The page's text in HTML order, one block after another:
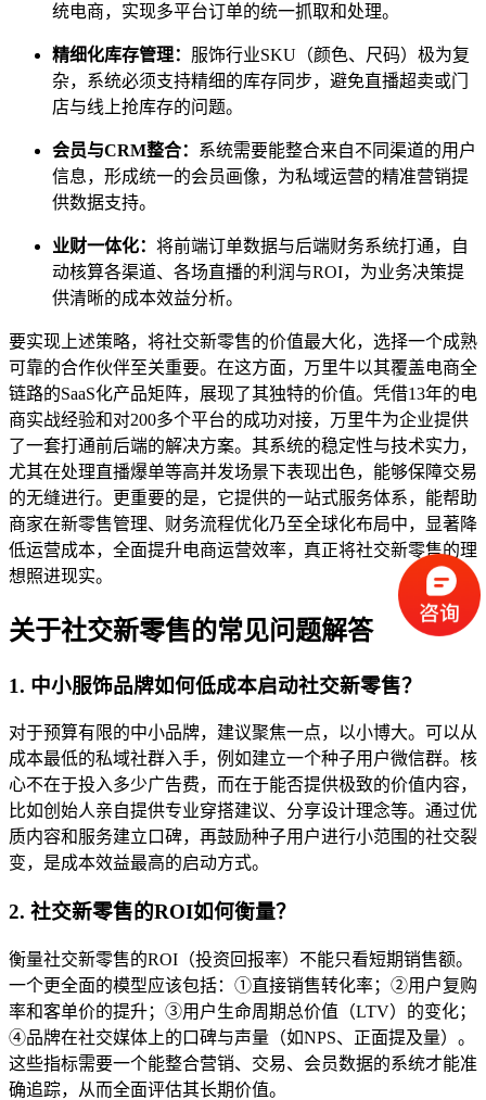
统电商，实现多平台订单的统一抓取和处理。
精细化库存管理： 服饰行业SKU（颜色、尺码）极为复
杂，系统必须支持精细的库存同步，避免直播超卖或门
店与线上抢库存的问题。
会员与CRM整合： 系统需要能整合来自不同渠道的用户
信息，形成统一的会员画像，为私域运营的精准营销提
供数据支持。
业财一体化： 将前端订单数据与后端财务系统打通，自
动核算各渠道、各场直播的利润与ROI，为业务决策提
供清晰的成本效益分析。
要实现上述策略，将社交新零售的价值最大化，选择一个成熟
可靠的合作伙伴至关重要。在这方面，万里牛以其覆盖电商全
链路的SaaS化产品矩阵，展现了其独特的价值。凭借13年的电
商实战经验和对200多个平台的成功对接，万里牛为企业提供
了一套打通前后端的解决方案。其系统的稳定性与技术实力，
尤其在处理直播爆单等高并发场景下表现出色，能够保障交易
的无缝进行。更重要的是，它提供的一站式服务体系，能帮助
商家在新零售管理、财务流程优化乃至全球化布局中，显著降
低运营成本，全面提升电商运营效率，真正将社交新零售的理
想照进现实。
关于社交新零售的常见问题解答
1. 中小服饰品牌如何低成本启动社交新零售？
对于预算有限的中小品牌，建议聚焦一点，以小博大。可以从
成本最低的私域社群入手，例如建立一个种子用户微信群。核
心不在于投入多少广告费，而在于能否提供极致的价值内容，
比如创始人亲自提供专业穿搭建议、分享设计理念等。通过优
质内容和服务建立口碑，再鼓励种子用户进行小范围的社交裂
变，是成本效益最高的启动方式。
2. 社交新零售的ROI如何衡量？
衡量社交新零售的ROI（投资回报率）不能只看短期销售额。
一个更全面的模型应该包括：①直接销售转化率；②用户复购
率和客单价的提升；③用户生命周期总价值（LTV）的变化；
④品牌在社交媒体上的口碑与声量（如NPS、正面提及量）。
这些指标需要一个能整合营销、交易、会员数据的系统才能准
确追踪，从而全面评估其长期价值。